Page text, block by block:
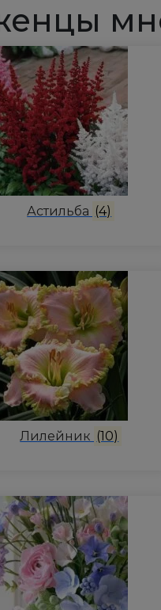
Астильба (4)
Лилейник (10)